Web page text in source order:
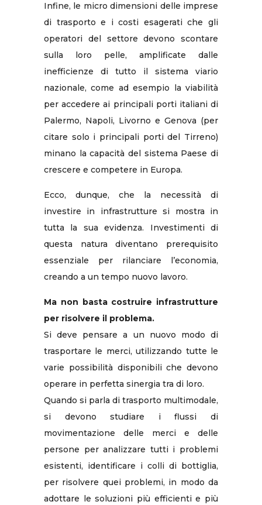
Infine, le micro dimensioni delle imprese
di trasporto e i costi esagerati che gli
operatori del settore devono scontare
sulla loro pelle, amplificate dalle
inefficienze di tutto il sistema viario
nazionale, come ad esempio la viabilità
per accedere ai principali porti italiani di
Palermo, Napoli, Livorno e Genova (per
citare solo i principali porti del Tirreno)
minano la capacità del sistema Paese di
crescere e competere in Europa.
Ecco, dunque, che la necessità di
investire in infrastrutture si mostra in
tutta la sua evidenza. Investimenti di
questa natura diventano prerequisito
essenziale per rilanciare l’economia,
creando a un tempo nuovo lavoro.
Ma non basta costruire infrastrutture
per risolvere il problema.
Si deve pensare a un nuovo modo di
trasportare le merci, utilizzando tutte le
varie possibilità disponibili che devono
operare in perfetta sinergia tra di loro.
Quando si parla di trasporto multimodale,
si devono studiare i flussi di
movimentazione delle merci e delle
persone per analizzare tutti i problemi
esistenti, identificare i colli di bottiglia,
per risolvere quei problemi, in modo da
adottare le soluzioni più efficienti e più